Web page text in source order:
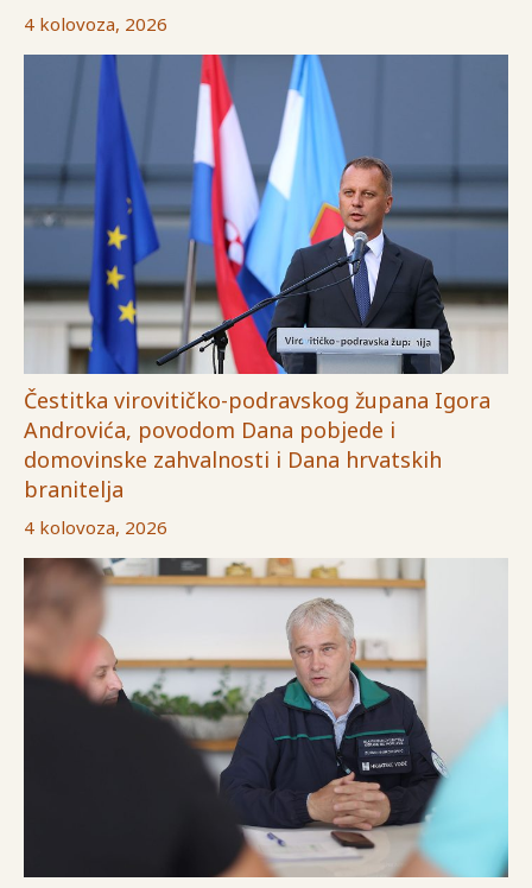
4 kolovoza, 2026
Čestitka virovitičko-podravskog župana Igora
Androvića, povodom Dana pobjede i
domovinske zahvalnosti i Dana hrvatskih
branitelja
4 kolovoza, 2026